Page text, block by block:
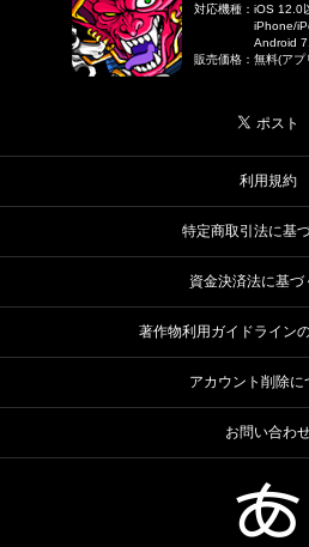
対応機種 ：iOS 12.0
iPhone/
Android
販売価格 ：無料(アプ
利用規約
特定商取引法に基
資金決済法に基づ
著作物利用ガイドライン
アカウント削除に
お問い合わ